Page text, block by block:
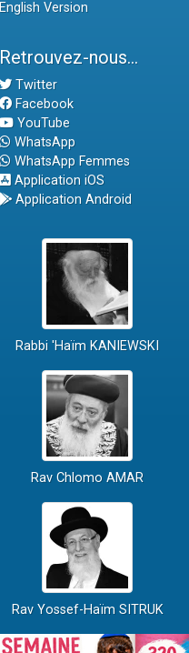
English Version
Retrouvez-nous...
Twitter
Facebook
YouTube
WhatsApp
WhatsApp Femmes
Application iOS
Application Android
Rabbi 'Haïm KANIEWSKI
Rav Chlomo AMAR
Rav Yossef-Haïm SITRUK